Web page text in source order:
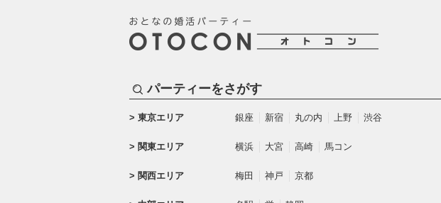
パーティーをさがす
東京エリア 銀座 新宿 丸の内 上野 渋谷
関東エリア 横浜 大宮 高崎 馬コン
関西エリア 梅田 神戸 京都